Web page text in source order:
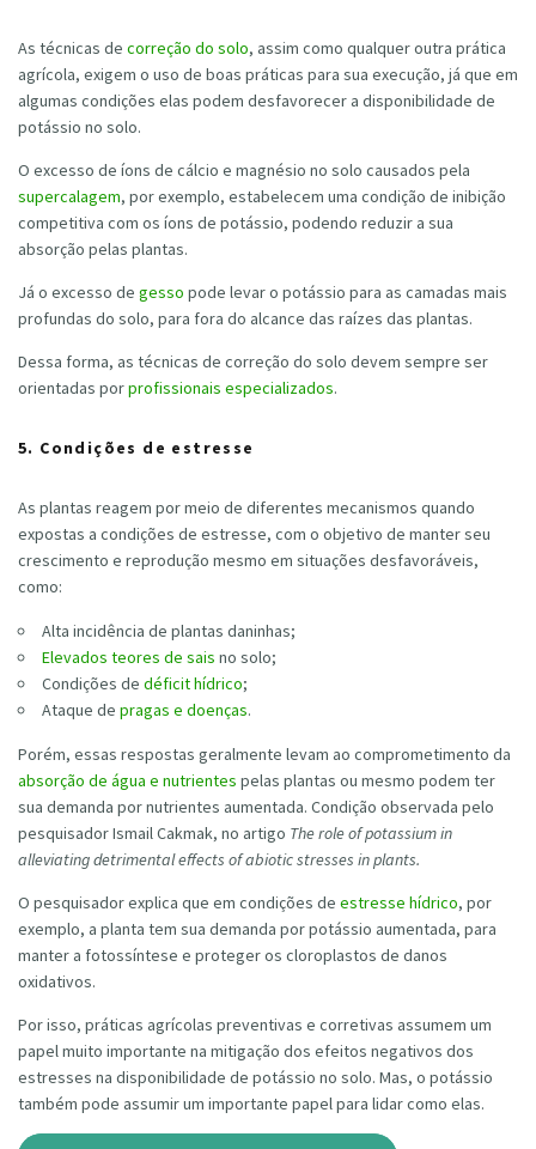
As técnicas de correção do solo, assim como qualquer outra prática
agrícola, exigem o uso de boas práticas para sua execução, já que em
algumas condições elas podem desfavorecer a disponibilidade de
potássio no solo.
O excesso de íons de cálcio e magnésio no solo causados pela
supercalagem, por exemplo, estabelecem uma condição de inibição
competitiva com os íons de potássio, podendo reduzir a sua
absorção pelas plantas.
Já o excesso de gesso pode levar o potássio para as camadas mais
profundas do solo, para fora do alcance das raízes das plantas.
Dessa forma, as técnicas de correção do solo devem sempre ser
orientadas porprofissionais especializados.
5. Condições de estresse
As plantas reagem por meio de diferentes mecanismos quando
expostas a condições de estresse, com o objetivo de manter seu
crescimento e reprodução mesmo em situações desfavoráveis,
como:
Alta incidência de plantas daninhas;
Elevados teores de sais no solo;
Condições de déficit hídrico;
Ataque de pragas e doenças.
Porém, essas respostas geralmente levam ao comprometimento da
absorção de água e nutrientes pelas plantas ou mesmo podem ter
sua demanda por nutrientes aumentada. Condição observada pelo
pesquisador Ismail Cakmak, no artigo The role of potassium in
alleviating detrimental effects of abiotic stresses in plants.
O pesquisador explica que em condições de estresse hídrico, por
exemplo, a planta tem sua demanda por potássio aumentada, para
manter a fotossíntese e proteger os cloroplastos de danos
oxidativos.
Por isso, práticas agrícolas preventivas e corretivas assumem um
papel muito importante na mitigação dos efeitos negativos dos
estresses na disponibilidade de potássio no solo. Mas, o potássio
também pode assumir um importante papel para lidar como elas.